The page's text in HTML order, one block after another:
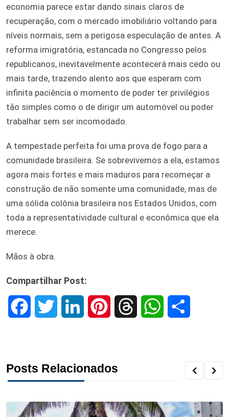
economia parece estar dando sinais claros de
recuperação, com o mercado imobiliário voltando para
níveis normais, sem a perigosa especulação de antes. A
reforma imigratória, estancada no Congresso pelos
republicanos, inevitavelmente acontecerá mais cedo ou
mais tarde, trazendo alento aos que esperam com
infinita paciência o momento de poder ter privilégios
tão simples como o de dirigir um automóvel ou poder
trabalhar sem ser incomodado.
A tempestade perfeita foi uma prova de fogo para a
comunidade brasileira. Se sobrevivemos a ela, estamos
agora mais fortes e mais maduros para recomeçar a
construção de não somente uma comunidade, mas de
uma sólida colônia brasileira nos Estados Unidos, com
toda a representatividade cultural e econômica que ela
merece.
Mãos à obra.
Compartilhar Post:
e t k t
Posts Relacionados